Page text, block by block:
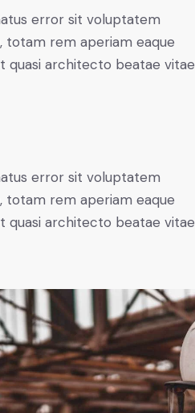
error sit voluptatem
totam rem aperiam eaque
quasi architecto beatae vitae
error sit voluptatem
totam rem aperiam eaque
quasi architecto beatae vitae